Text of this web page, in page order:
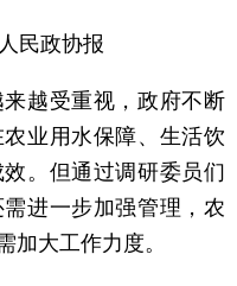
民政协报
越受重视，政府不断
业用水保障、生活饮
。但通过调研委员们
进一步加强管理，农
加大工作力度。